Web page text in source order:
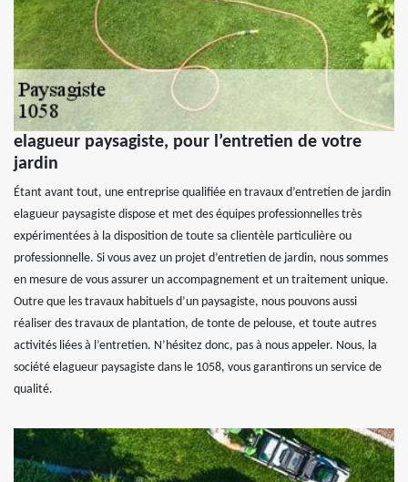
elagueur paysagiste, pour l’entretien de votre
jardin
Étant avant tout, une entreprise qualifiée en travaux d’entretien de jardin
elagueur paysagiste dispose et met des équipes professionnelles très
expérimentées à la disposition de toute sa clientèle particulière ou
professionnelle. Si vous avez un projet d’entretien de jardin, nous sommes
en mesure de vous assurer un accompagnement et un traitement unique.
Outre que les travaux habituels d’un paysagiste, nous pouvons aussi
réaliser des travaux de plantation, de tonte de pelouse, et toute autres
activités liées à l’entretien. N’hésitez donc, pas à nous appeler. Nous, la
société elagueur paysagiste dans le 1058, vous garantirons un service de
qualité.